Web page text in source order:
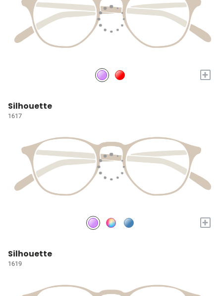
+
Silhouette
1617
+
Silhouette
1619